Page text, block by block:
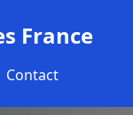
France
Contact